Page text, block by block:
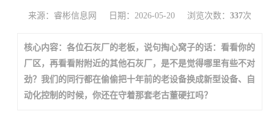
来源：睿彬信息网 日期：2026-05-20 浏览次数： 337次
核心内容：各位石灰厂的老板，说句掏心窝子的话：看看你的
厂区，再看看附附近的其他石灰厂，是不是觉得哪里有些不对
劲？我们的同行都在偷偷把十年前的老设备换成新型设备、自
动化控制的时候，你还在守着那套老古董硬扛吗？